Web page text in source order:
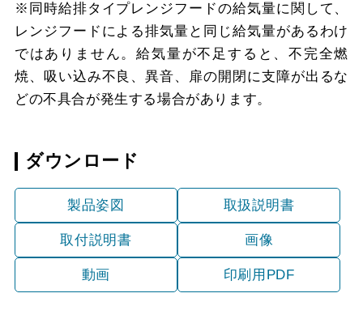
※同時給排タイプレンジフードの給気量に関して、
レンジフードによる排気量と同じ給気量があるわけ
ではありません。給気量が不足すると、不完全燃
焼、吸い込み不良、異音、扉の開閉に支障が出るな
どの不具合が発生する場合があります。
ダウンロード
製品姿図 取扱説明書
取付説明書 画像
動画 印刷用PDF